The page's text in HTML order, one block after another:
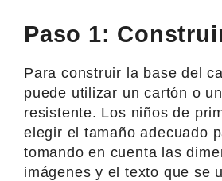
Paso 1:
Para construir la base del
puede utilizar un cartón o
resistente. Los niños de
elegir el tamaño adecuado
tomando en cuenta las
imágenes y el texto que se